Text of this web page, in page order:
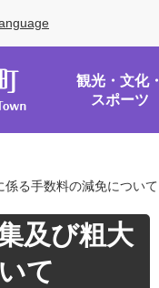
観光・文化・
スポーツ
る手数料の減免について
及び粗大
て